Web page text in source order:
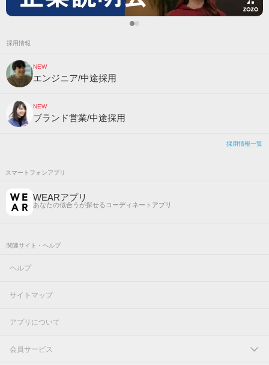
採用情報
NEW
エンジニア/中途採用
NEW
ブランド営業/中途採用
採用情報一覧
スマートフォンアプリ
WEARアプリ
あなたの似合うが探せるコーディネートアプリ
関連サイト・ヘルプ
ヘルプ
サイトマップ
アプリについて
会員サービス